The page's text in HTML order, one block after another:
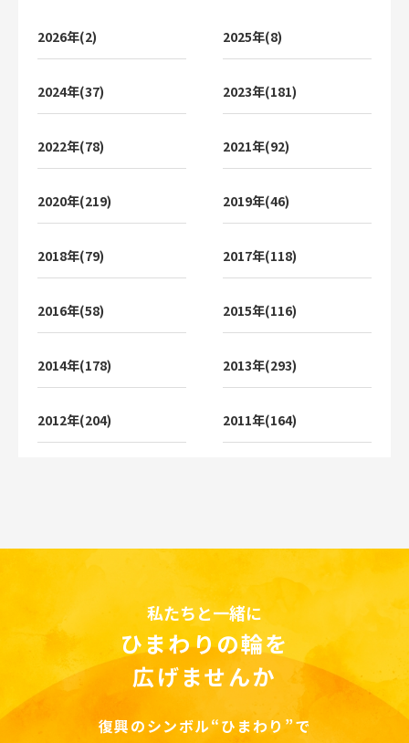
2026年(2) 2025年(8)
2024年(37) 2023年(181)
2022年(78) 2021年(92)
2020年(219) 2019年(46)
2018年(79) 2017年(118)
2016年(58) 2015年(116)
2014年(178) 2013年(293)
2012年(204) 2011年(164)
私たちと一緒に
ひまわりの輪を
広げませんか
復興のシンボル“ひまわり”で